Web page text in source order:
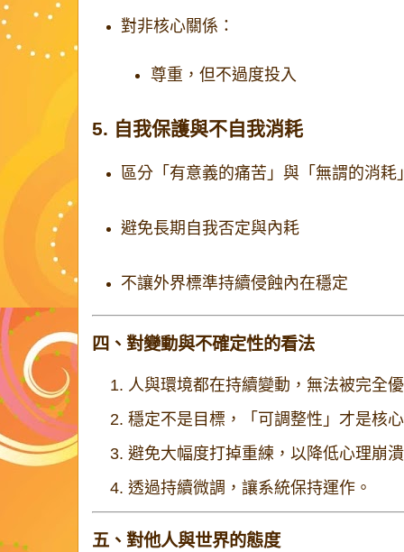
對非核心關係：
尊重，但不過度投入
5. 自我保護與不自我消耗
區分「有意義的痛苦」與「無謂的消耗
避免長期自我否定與內耗
不讓外界標準持續侵蝕內在穩定
四、對變動與不確定性的看法
人與環境都在持續變動，無法被完全
穩定不是目標，「可調整性」才是核
避免大幅度打掉重練，以降低心理崩
透過持續微調，讓系統保持運作。
五、對他人與世界的態度